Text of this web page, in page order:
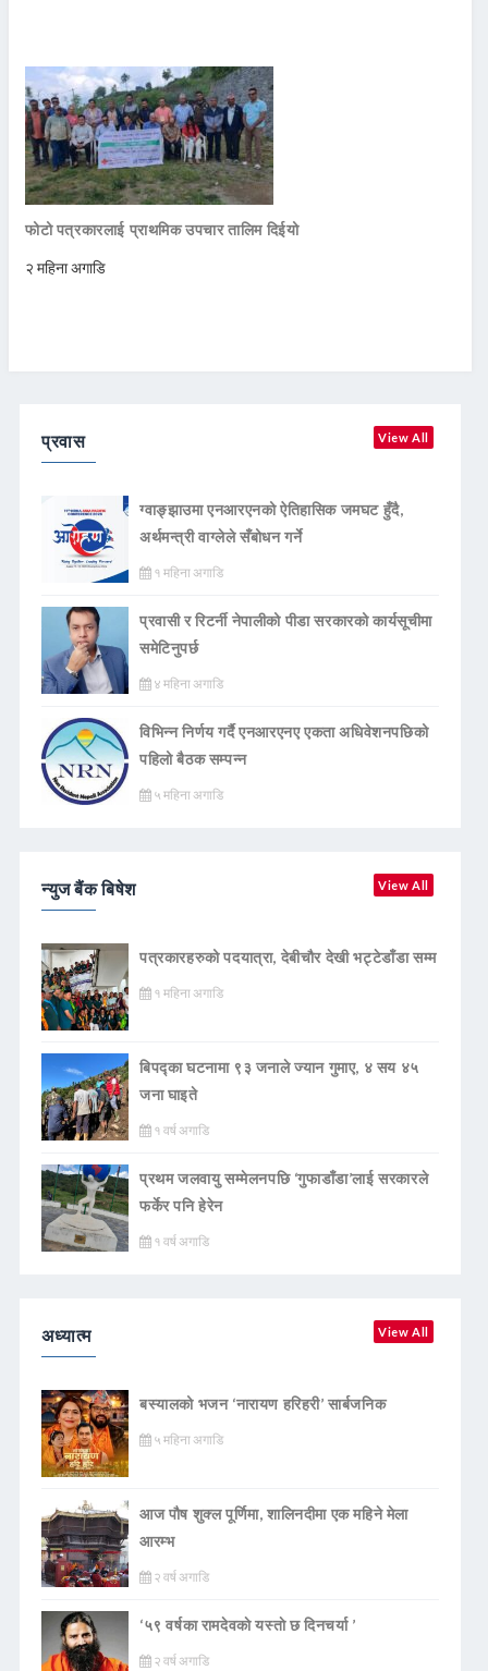
फोटो पत्रकारलाई प्राथमिक उपचार तालिम दिईयो
२ महिना अगाडि
प्रवास View All
ग्वाङ्झाउमा एनआरएनको ऐतिहासिक जमघट हुँदै,
अर्थमन्त्री वाग्लेले सँबोधन गर्ने
१ महिना अगाडि
प्रवासी र रिटर्नी नेपालीको पीडा सरकारको कार्यसूचीमा
समेटिनुपर्छ
४ महिना अगाडि
विभिन्न निर्णय गर्दै एनआरएनए एकता अधिवेशनपछिको
पहिलो बैठक सम्पन्न
५ महिना अगाडि
न्युज बैंक बिषेश View All
पत्रकारहरुको पदयात्रा, देबीचौर देखी भट्टेडाँडा सम्म
१ महिना अगाडि
बिपद्का घटनामा ९३ जनाले ज्यान गुमाए, ४ सय ४५
जना घाइते
१ वर्ष अगाडि
प्रथम जलवायु सम्मेलनपछि ‘गुफाडाँडा’लाई सरकारले
फर्केर पनि हेरेन
१ वर्ष अगाडि
अध्यात्म View All
बस्यालको भजन ‘नारायण हरिहरी’ सार्बजनिक
५ महिना अगाडि
आज पौष शुक्ल पूर्णिमा, शालिनदीमा एक महिने मेला
आरम्भ
२ वर्ष अगाडि
‘५९ वर्षका रामदेवकाे यस्ताे छ दिनचर्या ’
२ वर्ष अगाडि